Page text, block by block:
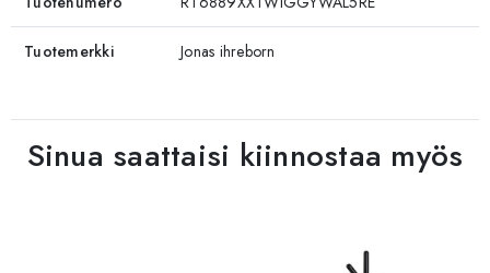
Tuotemerkki Jonas ihreborn
Sinua saattaisi kiinnostaa myös